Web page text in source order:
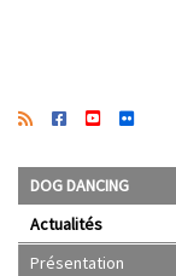
DOG DANCING
Actualités
Présentation